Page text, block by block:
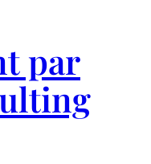
par